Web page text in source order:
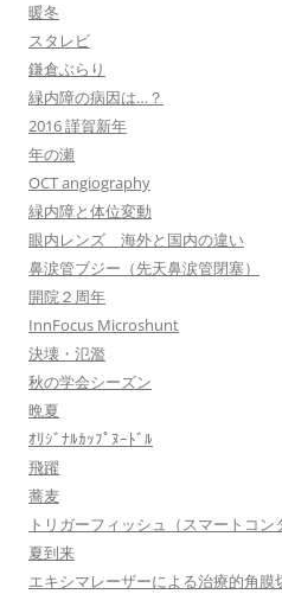
暖冬
スタレビ
鎌倉ぶらり
緑内障の病因は…？
2016 謹賀新年
年の瀬
OCT angiography
緑内障と体位変動
眼内レンズ 海外と国内の違い
鼻涙管ブジー（先天鼻涙管閉塞）
開院２周年
InnFocus Microshunt
決壊・氾濫
秋の学会シーズン
晩夏
ｵﾘｼﾞﾅﾙｶｯﾌﾟﾇｰﾄﾞﾙ
飛躍
蕎麦
トリガーフィッシュ（スマートコン
夏到来
エキシマレーザーによる治療的角膜